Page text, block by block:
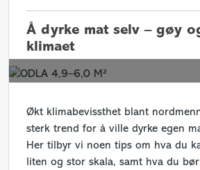
Å dyrke mat selv – gøy
klimaet
Økt klimabevissthet blant
sterk trend for å ville dyrke egen
Her tilbyr vi noen tips om hva du
liten og stor skala, samt hva du